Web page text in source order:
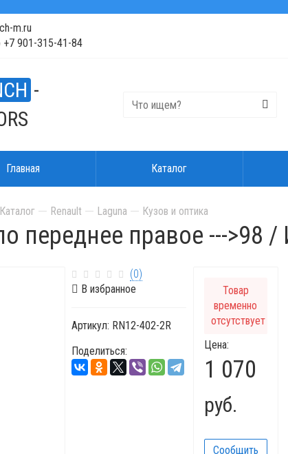
m.ru
+7 901-315-41-84
-
Главная Каталог
Каталог Renault Laguna Кузов и оптика
переднее правое --->98
(0)
В избранное
Артикул: RN12-402-2R
Поделиться:
Товар
временно
отсутствует
Цена:
1 070
руб.
Сообщить